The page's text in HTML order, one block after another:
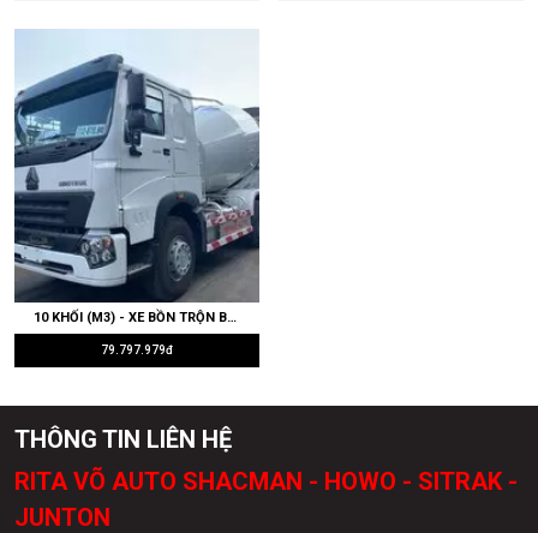
10 KHỐI (M3) - XE BỒN TRỘN BÊ TÔNG HOWO 340HP - CABIN V7G
79.797.979đ
THÔNG TIN LIÊN HỆ
RITA VÕ AUTO SHACMAN - HOWO - SITRAK -
JUNTON